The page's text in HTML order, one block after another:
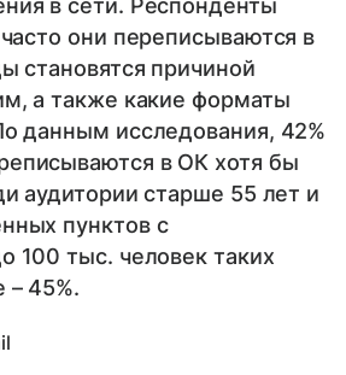
в сети. Респонденты
они переписываются в
становятся причиной
а также какие форматы
данным исследования, 42%
в ОК хотя бы
аудитории старше 55 лет и
пунктов с
100 тыс. человек таких
– 45%.